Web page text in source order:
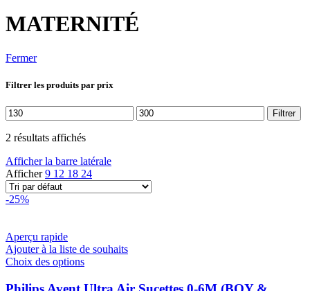
MATERNITÉ
Fermer
Filtrer les produits par prix
Prix
min
Prix
max
Filtrer
2 résultats affichés
Afficher la barre latérale
Afficher9 12 18 24
-25%
Aperçu rapide
Ajouter à la liste de souhaits
Choix des optionsCe
a